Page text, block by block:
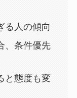
る人の傾向
、条件優先
と態度も変